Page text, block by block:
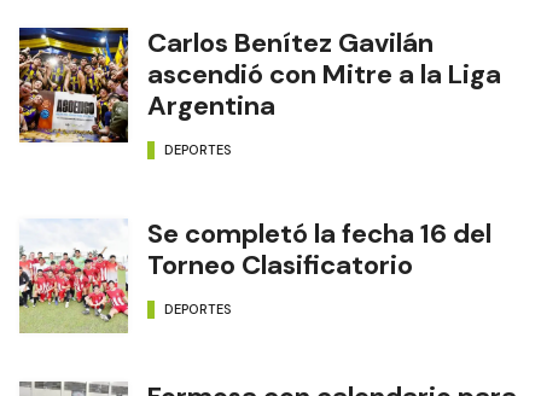
Carlos Benítez Gavilán
ascendió con Mitre a la Liga
Argentina
DEPORTES
Se completó la fecha 16 del
Torneo Clasificatorio
DEPORTES